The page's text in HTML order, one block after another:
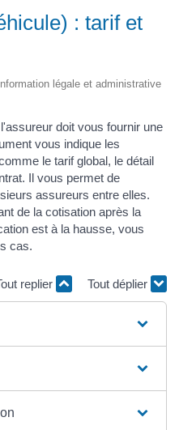
: tarif et
légale et administrative
doit vous fournir une
vous indique les
le tarif global, le détail
Il vous permet de
assureurs entre elles.
de la cotisation après la
est à la hausse, vous
cas.
replier Tout déplier